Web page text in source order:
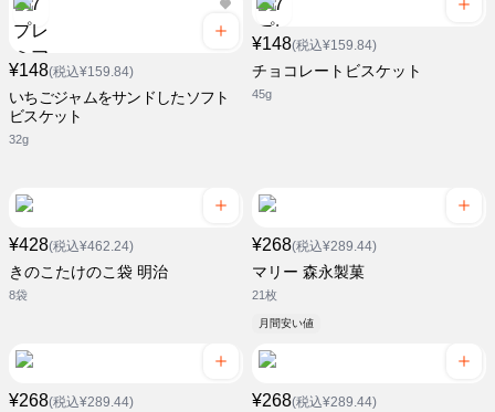
¥148(税込¥159.84)
いちごジャムをサンドしたソフト
ビスケット
32g
¥148(税込¥159.84)
チョコレートビスケット
45g
¥428(税込¥462.24)
きのこたけのこ袋 明治
8袋
¥268(税込¥289.44)
マリー 森永製菓
21枚
月間安い値
¥268(税込¥289.44) ¥268(税込¥289.44)